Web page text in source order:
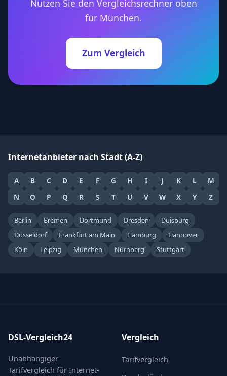
Nutzen Sie den Vergleichsrechner oben
für München.
Zum Vergleich
Internetanbieter nach Stadt (A-Z)
A B C D E F G H I J K L
M
N
O P Q R S T U V W X Y Z
Berlin Bremen Dortmund Dresden
Duisburg
Düsseldorf
Frankfurt am Main Hamburg
Hannover
Köln
Leipzig München Nürnberg Stuttgart
DSL-Vergleich24
Unabhängiger
Tarifvergleich für Internet-
Vergleich
Tarifvergleich